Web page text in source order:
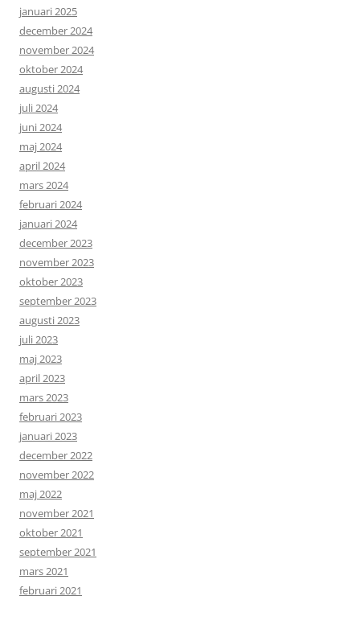
januari 2025
december 2024
november 2024
oktober 2024
augusti 2024
juli 2024
juni 2024
maj 2024
april 2024
mars 2024
februari 2024
januari 2024
december 2023
november 2023
oktober 2023
september 2023
augusti 2023
juli 2023
maj 2023
april 2023
mars 2023
februari 2023
januari 2023
december 2022
november 2022
maj 2022
november 2021
oktober 2021
september 2021
mars 2021
februari 2021